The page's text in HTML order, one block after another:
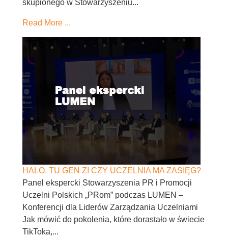
skupionego w Stowarzyszeniu...
Read More ...
HALO, TU GEN Z! CZY UCZELNIA MA ZASIĘG?
Panel ekspercki Stowarzyszenia PR i Promocji
Uczelni Polskich „PRom” podczas LUMEN –
Konferencji dla Liderów Zarządzania Uczelniami
Jak mówić do pokolenia, które dorastało w świecie
TikToka,...